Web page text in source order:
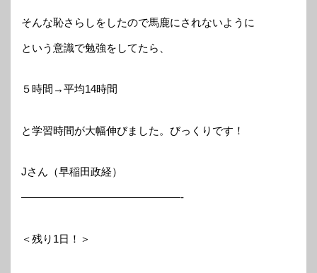
そんな恥さらしをしたので馬鹿にされないように
という意識で勉強をしてたら、
５時間→平均14時間
と学習時間が大幅伸びました。びっくりです！
Jさん（早稲田政経）
———————————————-
＜残り1日！＞